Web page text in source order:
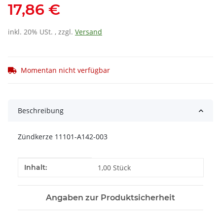
17,86 €
inkl. 20% USt. , zzgl. Versand
Momentan nicht verfügbar
Beschreibung
Zündkerze 11101-A142-003
Produkteigenschaft
Wert
Inhalt: 1,00 Stück
Angaben zur Produktsicherheit